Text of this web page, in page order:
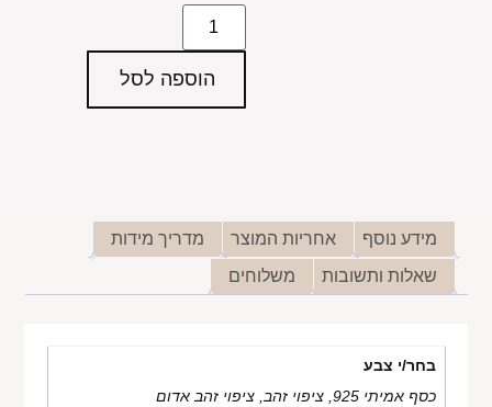
הוספה לסל
מידע נוסף אחריות המוצר
מדריך מידות
שאלות ותשובות
משלוחים
בחר/י צבע
כסף אמיתי 925, ציפוי זהב, ציפוי זהב אדום